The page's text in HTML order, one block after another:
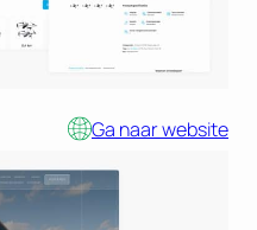
Ga naar website